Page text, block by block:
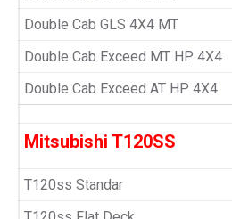
Double Cab GLS 4X4 MT
Double Cab Exceed MT HP 4X4
Double Cab Exceed AT HP 4X4
Mitsubishi T120SS
T120ss Standar